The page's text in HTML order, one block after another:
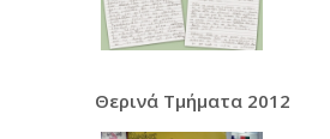
Θερινά Τμήματα 2012